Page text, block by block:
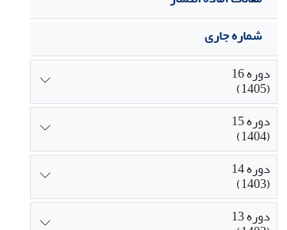
شماره جاری
دوره 16
(1405)
دوره 15
(1404)
دوره 14
(1403)
دوره 13